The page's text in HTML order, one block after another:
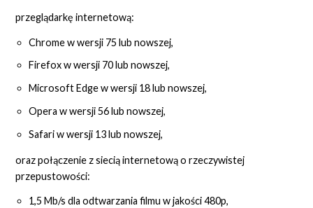
przeglądarkę internetową:
Chrome w wersji 75 lub nowszej,
Firefox w wersji 70 lub nowszej,
Microsoft Edge w wersji 18 lub nowszej,
Opera w wersji 56 lub nowszej,
Safari w wersji 13 lub nowszej,
oraz połączenie z siecią internetową o rzeczywistej
przepustowości:
1,5 Mb/s dla odtwarzania filmu w jakości 480p,